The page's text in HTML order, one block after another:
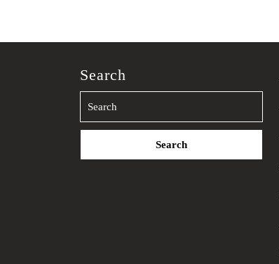
Search
Search